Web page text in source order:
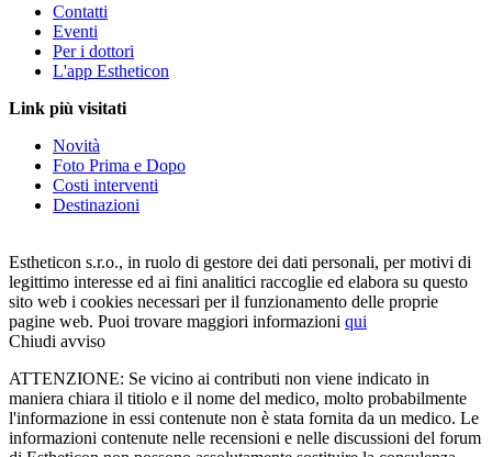
Contatti
Eventi
Per i dottori
L'app Estheticon
Link più visitati
Novità
Foto Prima e Dopo
Costi interventi
Destinazioni
Estheticon s.r.o., in ruolo di gestore dei dati personali, per motivi di
legittimo interesse ed ai fini analitici raccoglie ed elabora su questo
sito web i cookies necessari per il funzionamento delle proprie
pagine web. Puoi trovare maggiori informazioni qui
Chiudi avviso
ATTENZIONE: Se vicino ai contributi non viene indicato in
maniera chiara il titiolo e il nome del medico, molto probabilmente
l'informazione in essi contenute non è stata fornita da un medico. Le
informazioni contenute nelle recensioni e nelle discussioni del forum